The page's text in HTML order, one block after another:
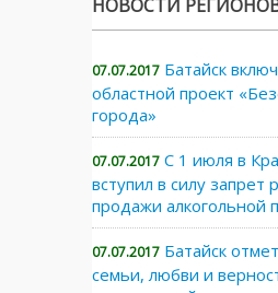
НОВОСТИ
07.07.2017 Батайск
областной проект
города»
07.07.2017 С 1 июля в
вступил в силу запрет
продажи алкогольной
07.07.2017 Батайск
семьи, любви и